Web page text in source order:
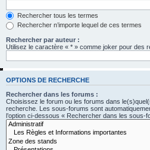
Rechercher tous les termes
Rechercher n’importe lequel de ces termes
Rechercher par auteur :
Utilisez le caractère « * » comme joker pour des
OPTIONS DE RECHERCHE
Rechercher dans les forums :
Choisissez le forum ou les forums dans
recherche. Les sous-forums sont
l’option ci-dessous « Rechercher dans les sous-